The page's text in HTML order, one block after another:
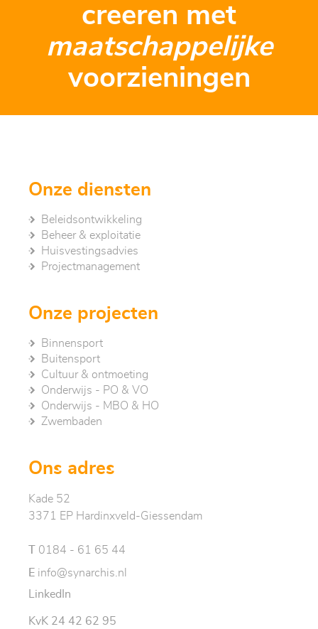
creeren met
maatschappelijke
voorzieningen
Onze diensten
Beleidsontwikkeling
Beheer & exploitatie
Huisvestingsadvies
Project­management
Onze projecten
Binnensport
Buitensport
Cultuur & ontmoeting
Onderwijs - PO & VO
Onderwijs - MBO & HO
Zwembaden
Ons adres
Kade 52
3371 EP Hardinxveld-Giessendam
0184 - 61 65 44
E info@synarchis.nl
LinkedIn
KvK 24 42 62 95